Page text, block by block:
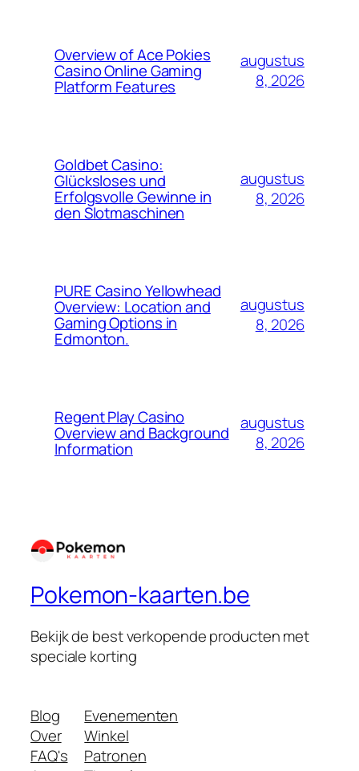
Overview of Ace Pokies
Casino Online Gaming
Platform Features
augustus
8, 2026
Goldbet Casino:
Glücksloses und
Erfolgsvolle Gewinne in
den Slotmaschinen
augustus
8, 2026
PURE Casino Yellowhead
Overview: Location and
Gaming Options in
Edmonton.
augustus
8, 2026
Regent Play Casino
Overview and Background
Information
augustus
8, 2026
Pokemon-kaarten.be
Bekijk de best verkopende producten met
speciale korting
Blog
Over
FAQ's
Evenementen
Winkel
Patronen